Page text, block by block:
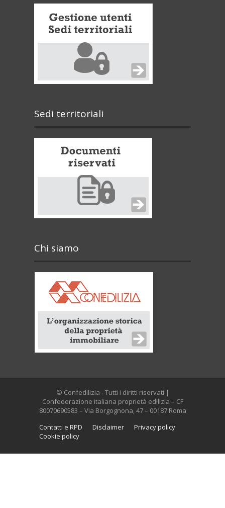
Sedi territoriali
Chi siamo
© Confedilizia - Tutti i diritti riservati |
Confederazione italiana proprietà edilizia – CF
80070690583 – Via Borgognona, 47 – 00187 Roma
Contatti e RPD
Disclaimer
Privacy policy
Cookie policy